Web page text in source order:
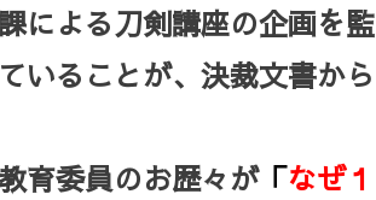
による刀剣講座の企画を監
いることが、決裁文書から
育委員のお歴々が「なぜ１